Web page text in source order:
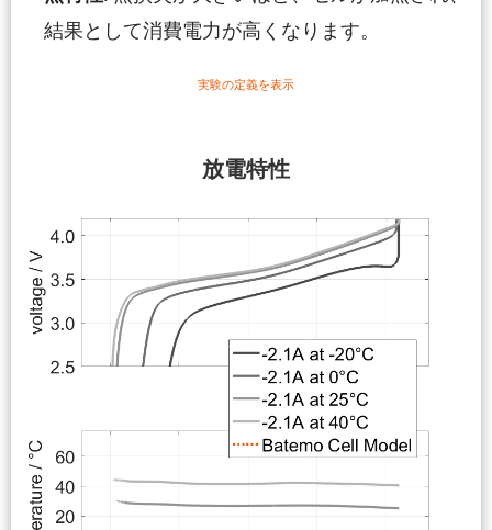
放電特性
結果として消費電力が高くなります。
実験の定義を表示